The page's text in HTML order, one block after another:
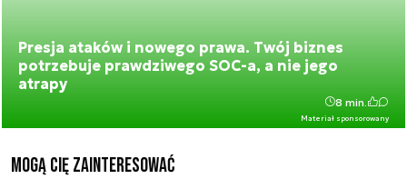
Presja ataków i nowego prawa. Twój biznes
potrzebuje prawdziwego SOC-a, a nie jego
atrapy
Materiał sponsorowany
8 min.
Mogą Cię zainteresować